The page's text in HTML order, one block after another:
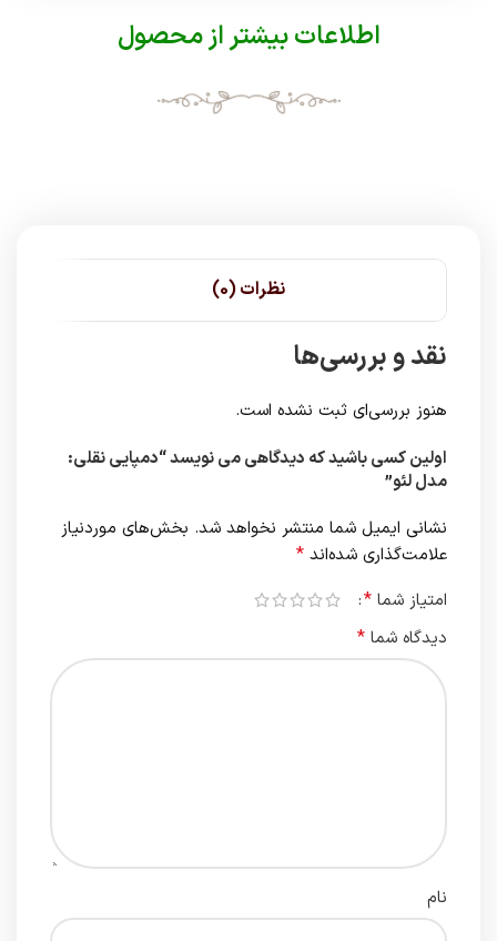
اطلاعات بیشتر از محصول
نظرات (0)
نقد و بررسی‌ها
هنوز بررسی‌ای ثبت نشده است.
اولین کسی باشید که دیدگاهی می نویسد “دمپایی نقلی:
مدل لئو”
نشانی ایمیل شما منتشر نخواهد شد. بخش‌های موردنیاز
علامت‌گذاری شده‌اند *
امتیاز شما *
دیدگاه شما *
نام